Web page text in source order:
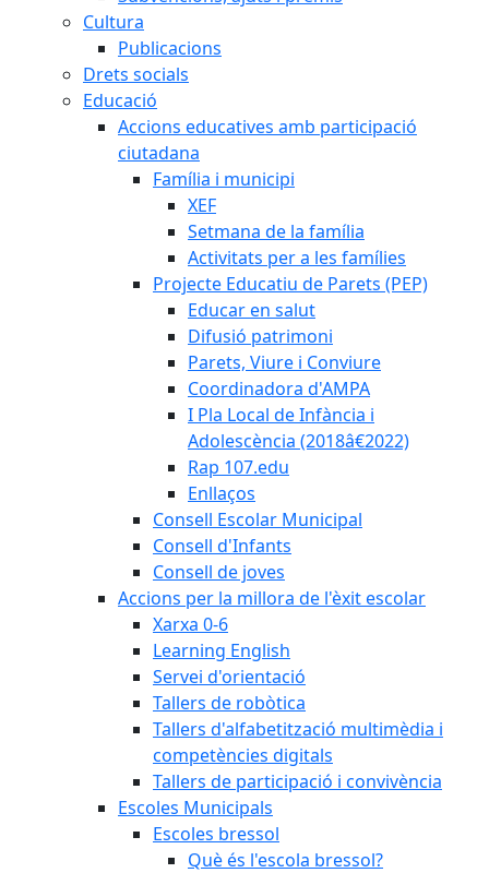
Cultura
Publicacions
Drets socials
Educació
Accions educatives amb participació
ciutadana
Família i municipi
XEF
Setmana de la família
Activitats per a les famílies
Projecte Educatiu de Parets (PEP)
Educar en salut
Difusió patrimoni
Parets, Viure i Conviure
Coordinadora d'AMPA
I Pla Local de Infància i
Adolescència (2018â€2022)
Rap 107.edu
Enllaços
Consell Escolar Municipal
Consell d'Infants
Consell de joves
Accions per la millora de l'èxit escolar
Xarxa 0-6
Learning English
Servei d'orientació
Tallers de robòtica
Tallers d'alfabetització multimèdia i
competències digitals
Tallers de participació i convivència
Escoles Municipals
Escoles bressol
Què és l'escola bressol?